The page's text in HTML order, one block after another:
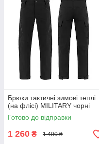
Брюки тактичні зимові теплі
(на флісі) MILITARY чорні
Готово до відправки
1 260 ₴ 1 400 ₴